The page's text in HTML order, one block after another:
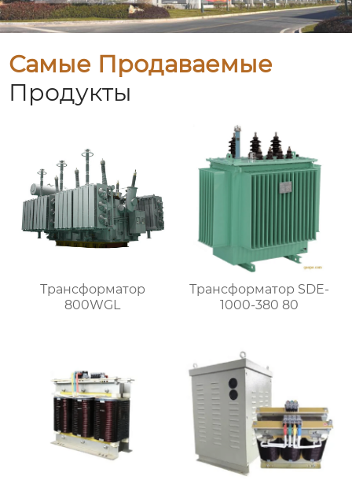
Самые Продаваемые
Продукты
Трансформатор
800WGL
Трансформатор SDE-
1000-380 80